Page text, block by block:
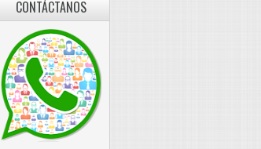
CONTÁCTANOS